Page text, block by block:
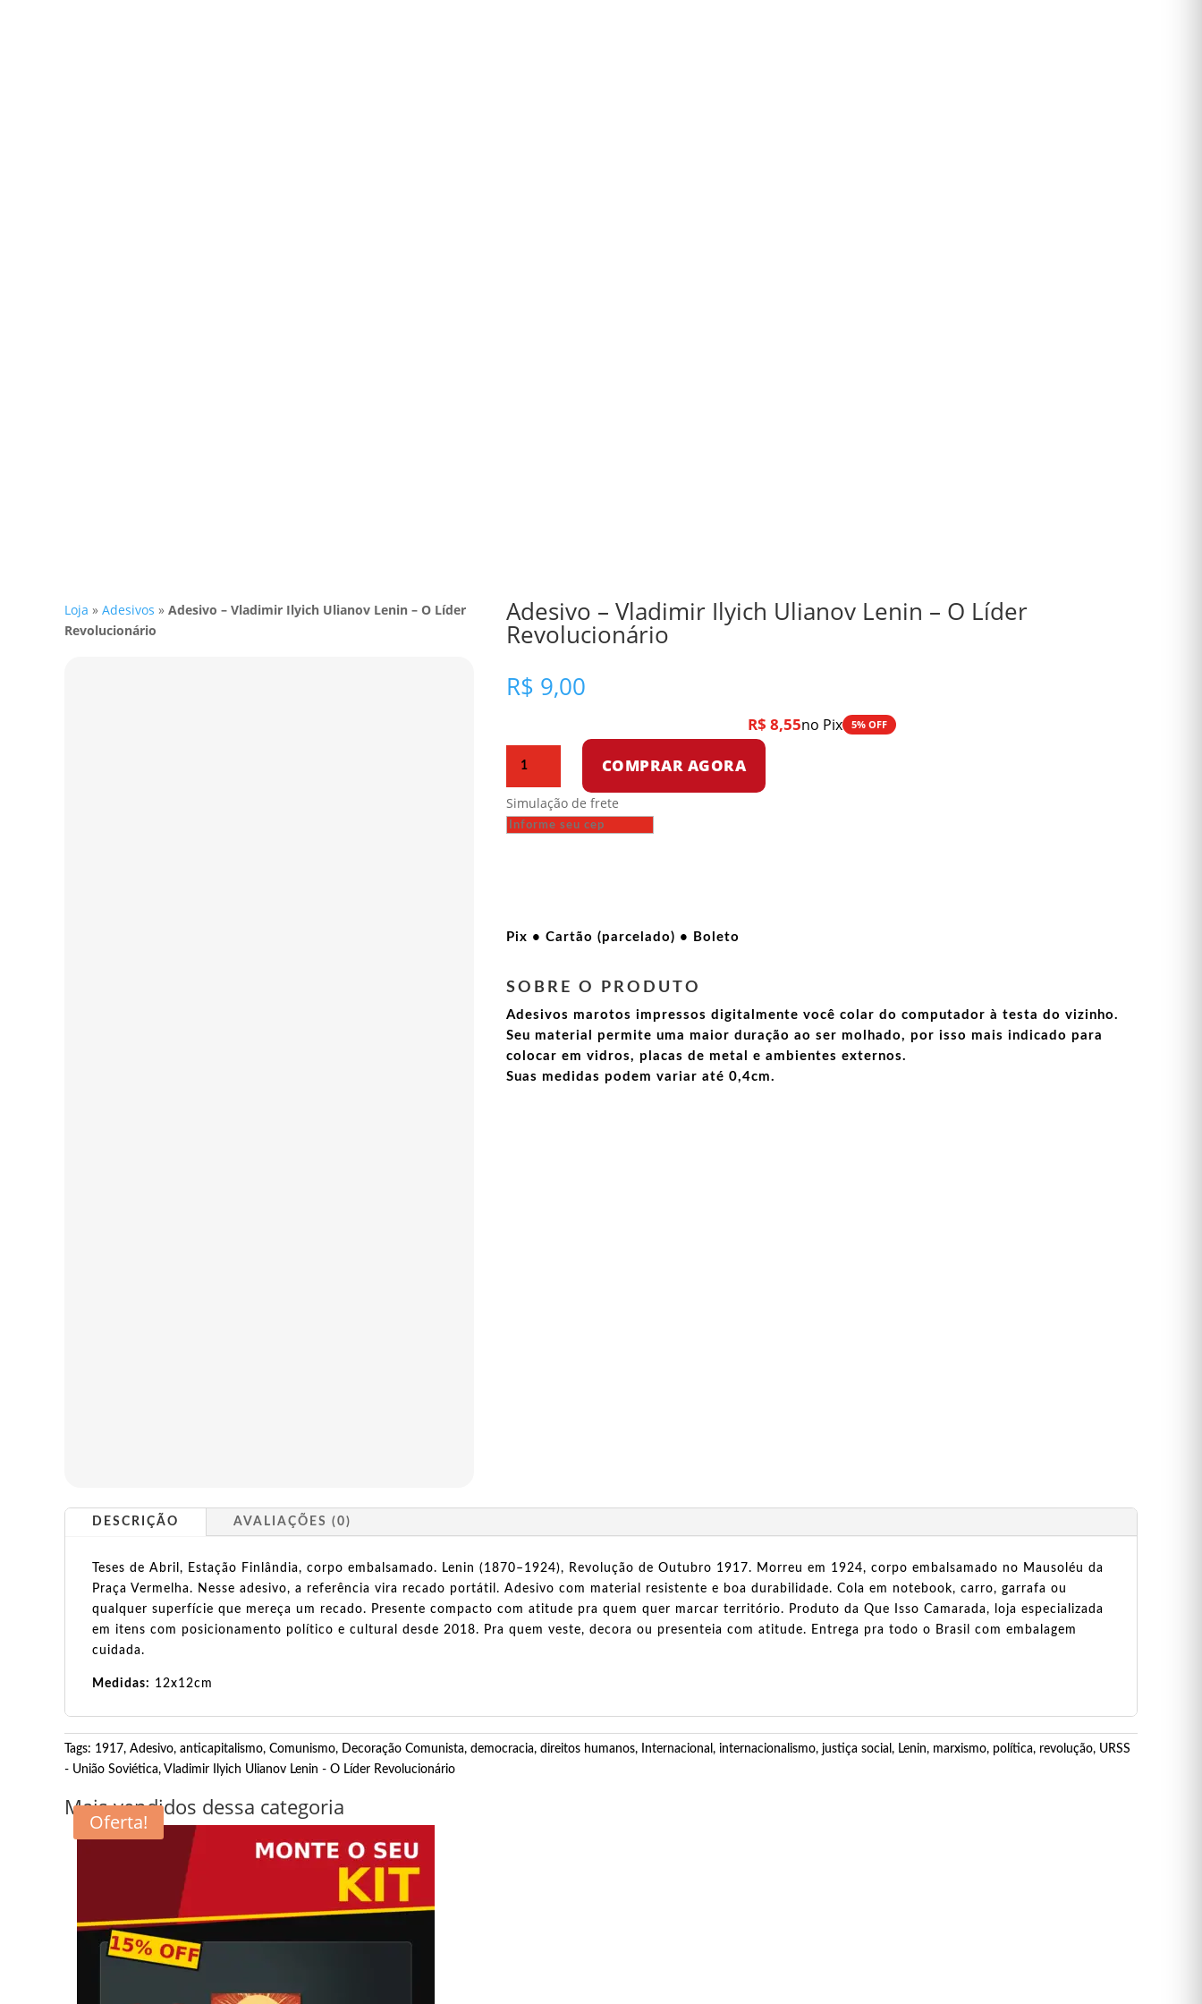
Loja » Adesivos » Adesivo – Vladimir Ilyich Ulianov Lenin – O Líder
Revolucionário
Adesivo – Vladimir Ilyich Ulianov Lenin – O Líder
Revolucionário
R$ 9,00
R$ 8,55no Pix 5% OFF
Ilyich
Ulianov
Revolucionário
COMPRAR AGORA
Simulação de frete
Pix • Cartão (parcelado) • Boleto
SOBRE O PRODUTO
Adesivos marotos impressos digitalmente você colar do computador à testa do vizinho.
Seu material permite uma maior duração ao ser molhado, por isso mais indicado para
colocar em vidros, placas de metal e ambientes externos.
Suas medidas podem variar até 0,4cm.
DESCRIÇÃO AVALIAÇÕES (0)
Teses de Abril, Estação Finlândia, corpo embalsamado. Lenin (1870–1924), Revolução de Outubro 1917. Morreu em 1924, corpo embalsamado no Mausoléu da
Praça Vermelha. Nesse adesivo, a referência vira recado portátil. Adesivo com material resistente e boa durabilidade. Cola em notebook, carro, garrafa ou
qualquer superfície que mereça um recado. Presente compacto com atitude pra quem quer marcar território. Produto da Que Isso Camarada, loja especializada
em itens com posicionamento político e cultural desde 2018. Pra quem veste, decora ou presenteia com atitude. Entrega pra todo o Brasil com embalagem
cuidada.
Medidas: 12x12cm
Tags: 1917, Adesivo, anticapitalismo, Comunismo, Decoração Comunista, democracia, direitos humanos, Internacional , internacionalismo, justiça social , Lenin, marxismo, política, revolução, URSS
- União Soviética, Vladimir Ilyich Ulianov Lenin - O Líder Revolucionário
Mais vendidos dessa categoria
Oferta!